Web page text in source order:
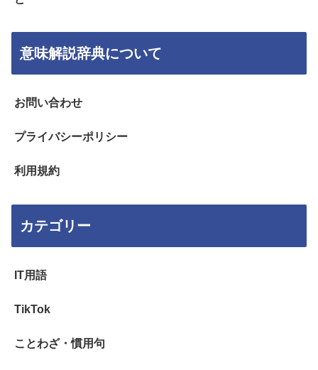
意味解説辞典について
お問い合わせ
プライバシーポリシー
利用規約
カテゴリー
IT用語
TikTok
ことわざ・慣用句